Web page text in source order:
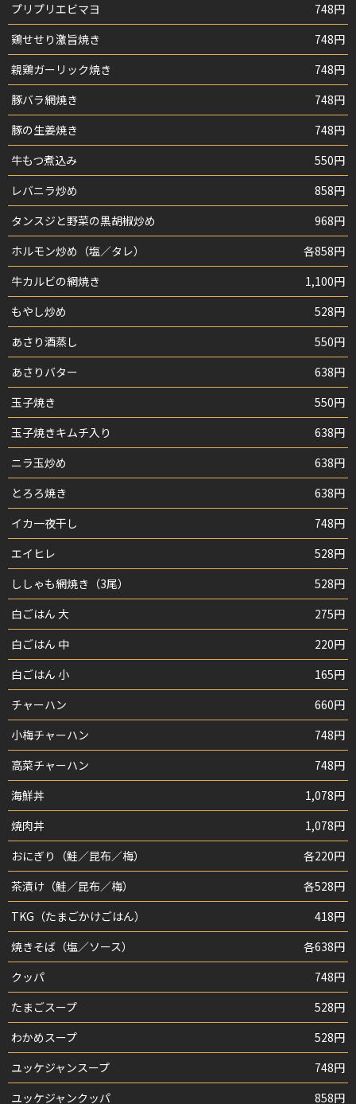
プリプリエビマヨ
748円
鶏せせり激旨焼き
748円
親鶏ガーリック焼き
748円
豚バラ網焼き
748円
豚の生姜焼き
748円
牛もつ煮込み
550円
レバニラ炒め
858円
タンスジと野菜の黒胡椒炒め
968円
ホルモン炒め（塩／タレ）
各858円
牛カルビの網焼き
1,100円
もやし炒め
528円
あさり酒蒸し
550円
あさりバター
638円
玉子焼き
550円
玉子焼きキムチ入り
638円
ニラ玉炒め
638円
とろろ焼き
638円
イカ一夜干し
748円
エイヒレ
528円
ししゃも網焼き（3尾）
528円
白ごはん 大
275円
白ごはん 中
220円
白ごはん 小
165円
チャーハン
660円
小梅チャーハン
748円
高菜チャーハン
748円
海鮮丼
1,078円
焼肉丼
1,078円
おにぎり（鮭／昆布／梅）
各220円
茶漬け（鮭／昆布／梅）
各528円
TKG（たまごかけごはん）
418円
焼きそば（塩／ソース）
各638円
クッパ
748円
たまごスープ
528円
わかめスープ
528円
ユッケジャンスープ
748円
ユッケジャンクッパ
858円